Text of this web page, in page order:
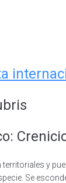
territoriales y
Se